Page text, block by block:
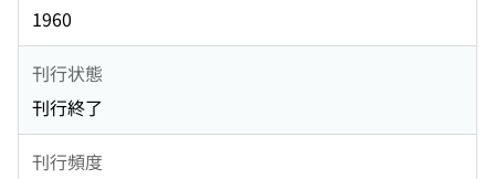
1960
刊行状態
刊行終了
刊行頻度